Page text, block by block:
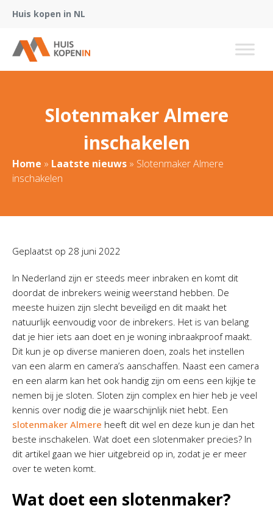
Huis kopen in NL
Slotenmaker Almere
inschakelen
Home » Laatste nieuws » Slotenmaker Almere
inschakelen
Geplaatst op 28 juni 2022
In Nederland zijn er steeds meer inbraken en komt dit
doordat de inbrekers weinig weerstand hebben. De
meeste huizen zijn slecht beveiligd en dit maakt het
natuurlijk eenvoudig voor de inbrekers. Het is van belang
dat je hier iets aan doet en je woning inbraakproof maakt.
Dit kun je op diverse manieren doen, zoals het instellen
van een alarm en camera’s aanschaffen. Naast een camera
en een alarm kan het ook handig zijn om eens een kijkje te
nemen bij je sloten. Sloten zijn complex en hier heb je veel
kennis over nodig die je waarschijnlijk niet hebt. Een
slotenmaker Almere heeft dit wel en deze kun je dan het
beste inschakelen. Wat doet een slotenmaker precies? In
dit artikel gaan we hier uitgebreid op in, zodat je er meer
over te weten komt.
Wat doet een slotenmaker?